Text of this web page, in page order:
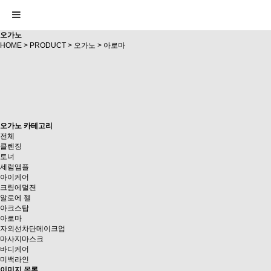
오가노
HOME > PRODUCT > 오가노 > 아로마
오가노 카테고리
전체
클렌징
토너
세럼앰플
아이케어
크림에멀젼
알로에 젤
아크스탑
아로마
자외선차단메이크업
마사지마스크
바디케어
미백라인